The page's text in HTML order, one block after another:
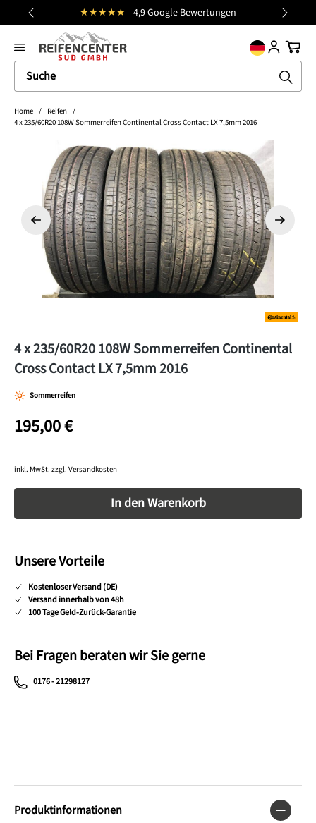
springen
★★★★★ 4,9 Google Bewertungen
general.prev
Home / Reifen /
4 x 235/60R20 108W Sommerreifen Continental Cross Contact LX 7,5mm 2016
Bildergalerie überspringen
4 x 235/60R20 108W Sommerreifen Continental
Cross Contact LX 7,5mm 2016
Sommerreifen
195,00 €
inkl. MwSt. zzgl. Versandkosten
Produkt Anzahl: Gib den gewünschten Wert
In den Warenkorb
Unsere Vorteile
Kostenloser Versand (DE)
Versand innerhalb von 48h
100 Tage Geld-Zurück-Garantie
Bei Fragen beraten wir Sie gerne
0176 - 21298127
Produktinformationen